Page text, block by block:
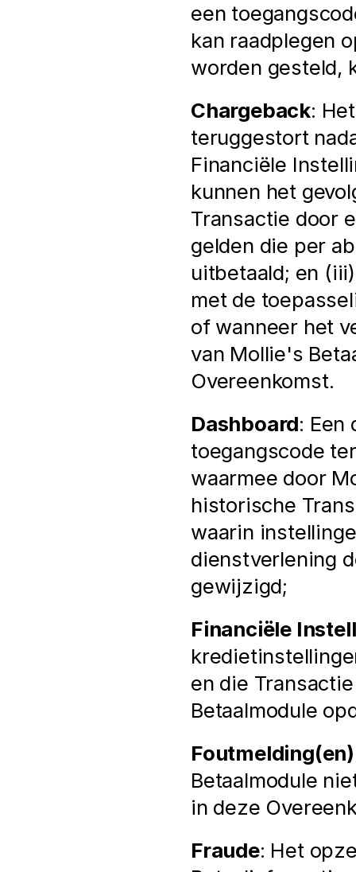
een
kan raadplegen
worden gesteld,
Chargeback:
teruggestort
Financiële
kunnen het
Transactie door
gelden die per
uitbetaald; en
met de
of wanneer het
van Mollie's
Overeenkomst.
Dashboard: Een
toegangscode
waarmee door
historische
waarin
dienstverlening
gewijzigd;
Financiële
en die
Betaalmodule
Foutmelding(en)
Betaalmodule
in deze
Fraude: Het